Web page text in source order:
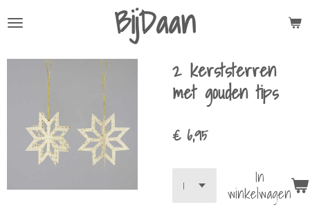
direct
hoofdinhoud
BijDaan
2 kerststerren
met gouden tips
€ 6,95
In
winkelwagen